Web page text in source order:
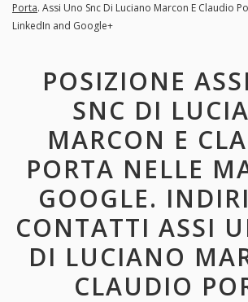
Porta. Assi Uno Snc Di Luciano Marcon E Claudio
LinkedIn and Google+
POSIZIONE
SNC DI
MARCON E
PORTA NELLE
GOOGLE.
CONTATTI ASSI
DI LUCIANO
CLAUDIO